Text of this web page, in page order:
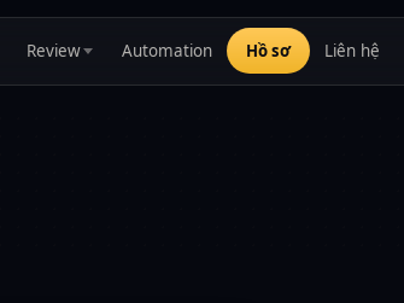
Review Automation Hồ sơ Liên hệ